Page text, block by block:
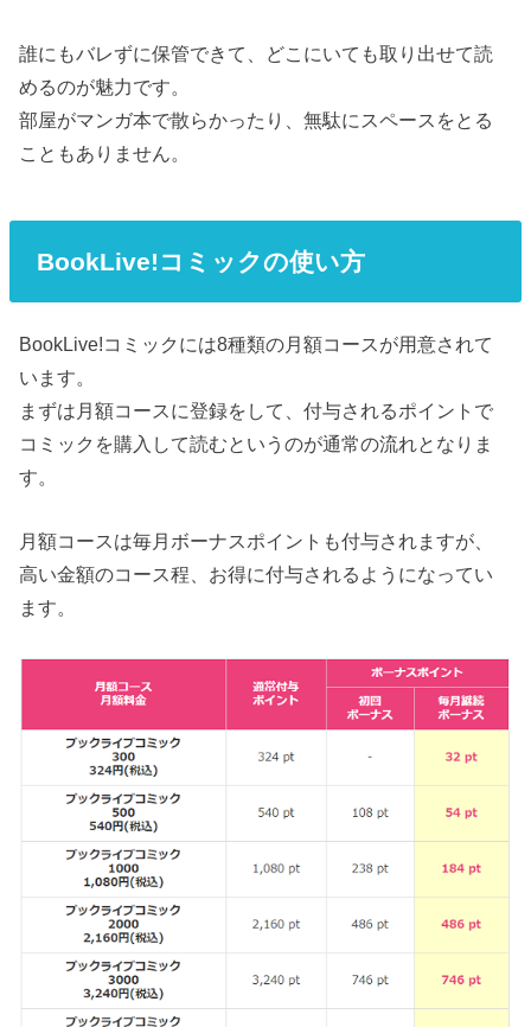
誰にもバレずに保管できて、どこにいても取り出せて読
めるのが魅力です。
部屋がマンガ本で散らかったり、無駄にスペースをとる
こともありません。
BookLive!コミックの使い方
BookLive!コミックには8種類の月額コースが用意されて
います。
まずは月額コースに登録をして、付与されるポイントで
コミックを購入して読むというのが通常の流れとなりま
す。
月額コースは毎月ボーナスポイントも付与されますが、
高い金額のコース程、お得に付与されるようになってい
ます。